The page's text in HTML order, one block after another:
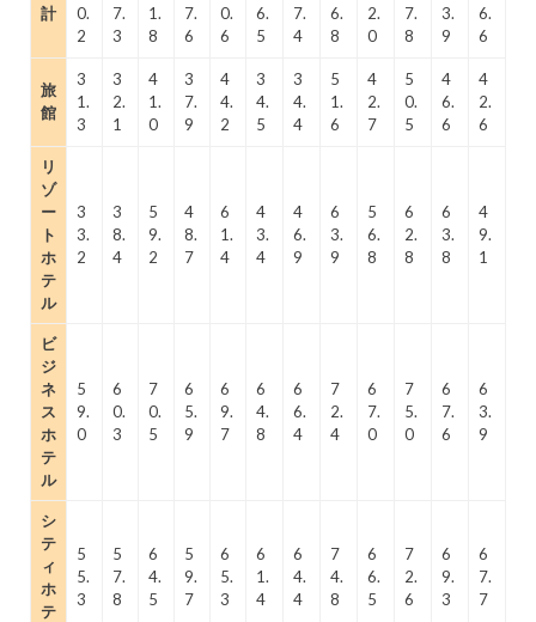
計
0.
2
7.
3
1.
8
7.
6
0.
6
6.
5
7.
4
6.
8
2.
0
7.
8
3.
9
6.
6
旅
館
3
1.
3
3
2.
1
4
1.
0
3
7.
9
4
4.
2
3
4.
5
3
4.
4
5
1.
6
4
2.
7
5
0.
5
4
6.
6
4
2.
6
リ
ゾ
ー
ト
ホ
テ
ル
3
3.
2
3
8.
4
5
9.
2
4
8.
7
6
1.
4
4
3.
4
4
6.
9
6
3.
9
5
6.
8
6
2.
8
6
3.
8
4
9.
1
ビ
ジ
ネ
ス
ホ
テ
ル
5
9.
0
6
0.
3
7
0.
5
6
5.
9
6
9.
7
6
4.
8
6
6.
4
7
2.
4
6
7.
0
7
5.
0
6
7.
6
6
3.
9
シ
テ
ィ
ホ
テ
5
5.
3
5
7.
8
6
4.
5
5
9.
7
6
5.
3
6
1.
4
6
4.
4
7
4.
8
6
6.
5
7
2.
6
6
9.
3
6
7.
7